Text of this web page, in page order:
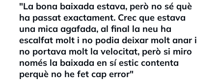
"La bona baixada estava, però no sé què
ha passat exactament. Crec que estava
una mica agafada, al final la neu ha
escalfat molt i no podia deixar molt anar i
no portava molt la velocitat, però si miro
només la baixada en sí estic contenta
perquè no he fet cap error"